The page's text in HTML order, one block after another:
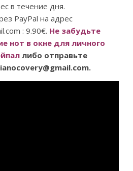
в течение дня.
PayPal на адрес
: 9.90€. Не забудьте
нот в окне для личного
либо отправьте